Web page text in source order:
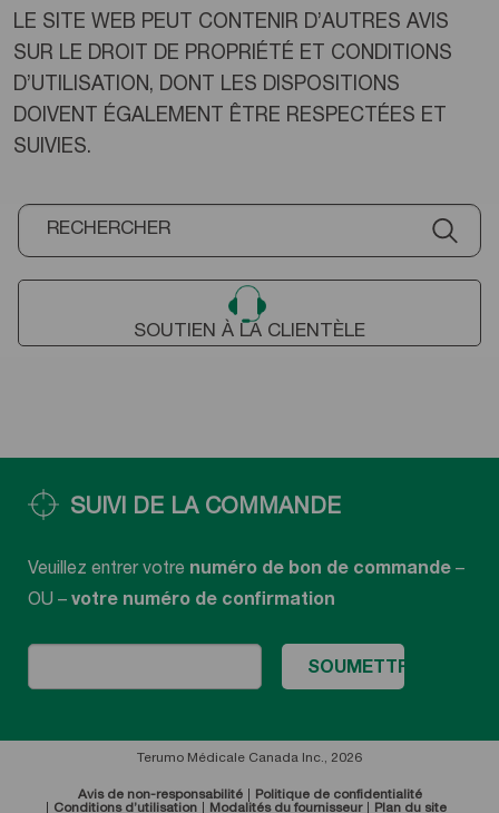
LE SITE WEB PEUT CONTENIR D’AUTRES AVIS
SUR LE DROIT DE PROPRIÉTÉ ET CONDITIONS
D’UTILISATION, DONT LES DISPOSITIONS
DOIVENT ÉGALEMENT ÊTRE RESPECTÉES ET
SUIVIES.
SOUTIEN À LA CLIENTÈLE
SUIVI DE LA COMMANDE
Veuillez entrer votre numéro de bon de commande –
OU – votre numéro de confirmation
Terumo Médicale Canada Inc., 2026
Avis de non-responsabilité
Politique de confidentialité
Conditions d’utilisation
Modalités du fournisseur Plan du site